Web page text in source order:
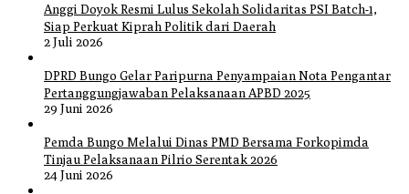
Anggi Doyok Resmi Lulus Sekolah Solidaritas PSI Batch-1,
Siap Perkuat Kiprah Politik dari Daerah
2 Juli 2026
DPRD Bungo Gelar Paripurna Penyampaian Nota Pengantar
Pertanggungjawaban Pelaksanaan APBD 2025
29 Juni 2026
Pemda Bungo Melalui Dinas PMD Bersama Forkopimda
Tinjau Pelaksanaan Pilrio Serentak 2026
24 Juni 2026